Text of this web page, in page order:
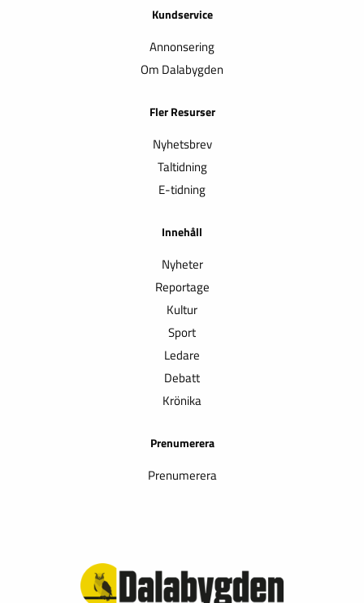
Kundservice
Annonsering
Om Dalabygden
Fler Resurser
Nyhetsbrev
Taltidning
E-tidning
Innehåll
Nyheter
Reportage
Kultur
Sport
Ledare
Debatt
Krönika
Prenumerera
Prenumerera